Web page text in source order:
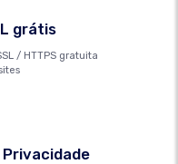
grátis
/ HTTPS gratuita
Privacidade